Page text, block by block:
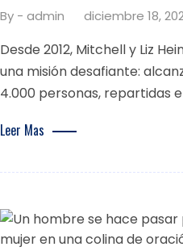
By - admin diciembre 18,
Desde 2012, Mitchell y Liz
una misión desafiante:
4.000 personas, repartidas
Leer Mas